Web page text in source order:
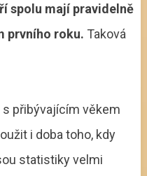
spolu mají pravidelně
prvního roku. Taková
přibývajícím věkem
i doba toho, kdy
statistiky velmi